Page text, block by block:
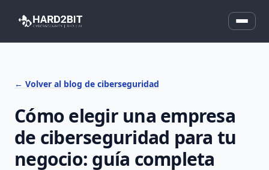
← Volver al blog de ciberseguridad
Cómo elegir una empresa
de ciberseguridad para tu
negocio: guía completa